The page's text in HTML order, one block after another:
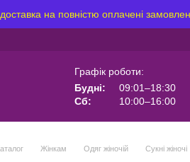
на повністю оплачені
Графік роботи:
Будні:
09:01–18:30
Сб:
10:00–16:00
Жінкам Одяг жіночій Сукні жіночі